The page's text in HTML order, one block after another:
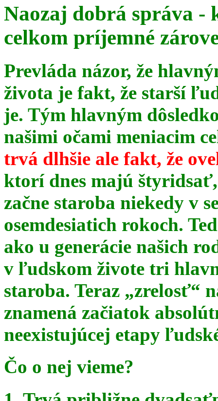
Naozaj dobrá správa -
celkom príjemné
Prevláda názor, že
života je fakt, že starší
je. Tým hlavným
našimi očami meniacim
trvá dlhšie ale fakt, že
ktorí dnes majú
začne staroba niekedy v
osemdesiatich rokoch.
ako u generácie našich
v ľudskom živote tri
staroba. Teraz „zrelosť“
znamená začiatok
neexistujúcej etapy
Čo o nej vieme?